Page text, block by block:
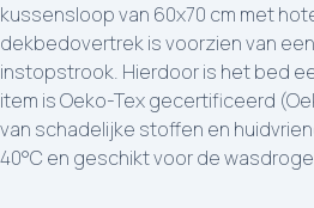
kussensloop van 60x70 cm met
dekbedovertrek is voorzien van
instopstrook. Hierdoor is het bed
item is Oeko-Tex gecertificeerd
van schadelijke stoffen en
40°C en geschikt voor de